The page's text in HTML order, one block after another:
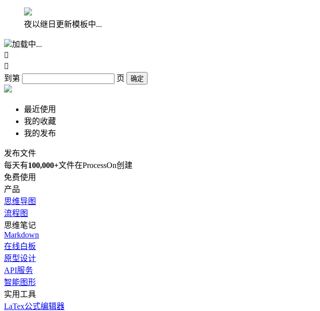
夜以继日更新模板中...
加载中...


到第
页 确定
最近使用
我的收藏
我的发布
发布文件
每天有100,000+文件在ProcessOn创建
免费使用
产品
思维导图
流程图
思维笔记
Markdown
在线白板
原型设计
API服务
智能图形
实用工具
LaTex公式编辑器